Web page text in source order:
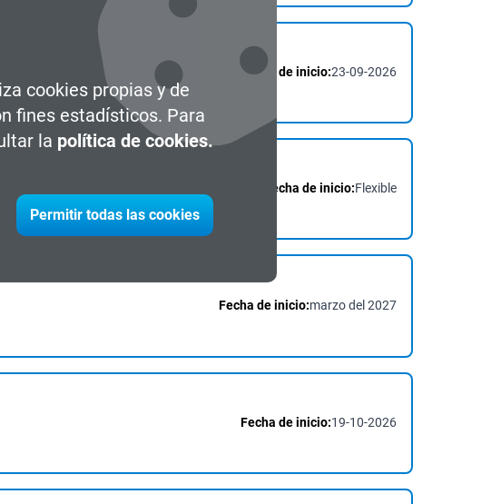
cookies propias y de
fines estadísticos. Para
la política de cookies.
Permitir todas las cookies
Fecha de inicio:23-09-2026
Fecha de inicio:Flexible
Fecha de inicio:marzo del 2027
Fecha de inicio:19-10-2026